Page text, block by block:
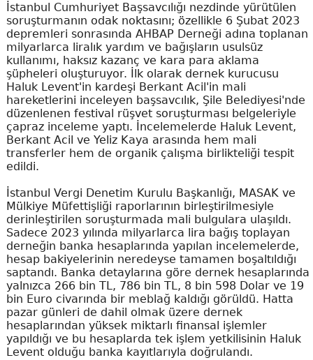
İstanbul Cumhuriyet Başsavcılığı nezdinde yürütülen
soruşturmanın odak noktasını; özellikle 6 Şubat 2023
depremleri sonrasında AHBAP Derneği adına toplanan
milyarlarca liralık yardım ve bağışların usulsüz
kullanımı, haksız kazanç ve kara para aklama
şüpheleri oluşturuyor. İlk olarak dernek kurucusu
Haluk Levent'in kardeşi Berkant Acil'in mali
hareketlerini inceleyen başsavcılık, Şile Belediyesi'nde
düzenlenen festival rüşvet soruşturması belgeleriyle
çapraz inceleme yaptı. İncelemelerde Haluk Levent,
Berkant Acil ve Yeliz Kaya arasında hem mali
transferler hem de organik çalışma birlikteliği tespit
edildi.
İstanbul Vergi Denetim Kurulu Başkanlığı, MASAK ve
Mülkiye Müfettişliği raporlarının birleştirilmesiyle
derinleştirilen soruşturmada mali bulgulara ulaşıldı.
Sadece 2023 yılında milyarlarca lira bağış toplayan
derneğin banka hesaplarında yapılan incelemelerde,
hesap bakiyelerinin neredeyse tamamen boşaltıldığı
saptandı. Banka detaylarına göre dernek hesaplarında
yalnızca 266 bin TL, 786 bin TL, 8 bin 598 Dolar ve 19
bin Euro civarında bir meblağ kaldığı görüldü. Hatta
pazar günleri de dahil olmak üzere dernek
hesaplarından yüksek miktarlı finansal işlemler
yapıldığı ve bu hesaplarda tek işlem yetkilisinin Haluk
Levent olduğu banka kayıtlarıyla doğrulandı.